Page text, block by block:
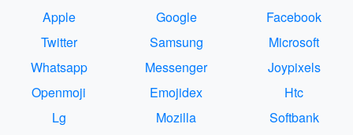
Apple Google
Facebook
Twitter
Samsung
Microsoft
Whatsapp
Messenger
Joypixels
Openmoji
Emojidex
Htc
Lg
Mozilla
Softbank